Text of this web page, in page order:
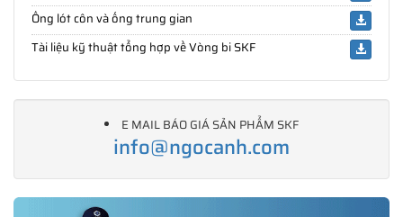
Ống lót côn và ống trung gian
Tài liệu kỹ thuật tổng hợp về Vòng bi SKF
E MAIL BÁO GIÁ SẢN PHẨM SKF
info@ngocanh.com